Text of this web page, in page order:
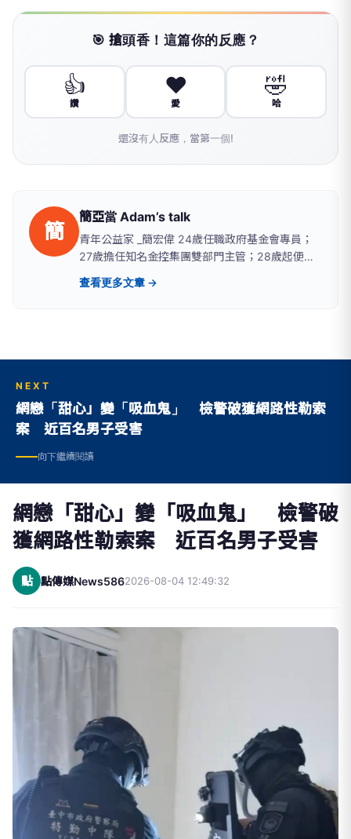
🎯 搶頭香！這篇你的反應？
👍
讚
❤️
愛
🤣
哈
還沒有人反應，當第一個!
簡
簡亞當 Adam’s talk
青年公益家 _簡宏偉 24歲任職政府基金會專員；
27歲擔任知名金控集團雙部門主管；28歲起便投
入社會福利公益工作，跨足中國、台灣等地，積極
協助社會弱勢族群，經歷社會福利基金會總監、顧
查看更多文章 →
NEXT
網戀「甜心」變「吸血鬼」 檢警破獲網路性勒索
案 近百名男子受害
向下繼續閱讀
網戀「甜心」變「吸血鬼」 檢警破
獲網路性勒索案 近百名男子受害
點 點傳媒News5862026-08-04 12:49:32